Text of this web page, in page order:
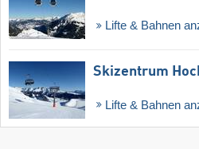
Lifte & Bahnen
Skizentrum
Lifte & Bahnen